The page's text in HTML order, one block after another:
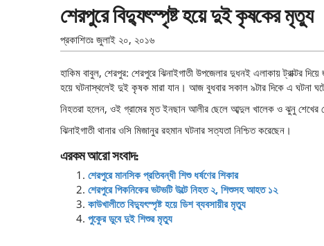
শেরপুরে বিদ্যুৎস্পৃষ্ট হয়ে দুই কৃষকের মৃত্যু
প্রকাশিতঃ জুলাই ২০, ২০১৬
হাকিম বাবুল, শেরপুর: শেরপুরে ঝিনাইগাতী উপজেলার দুধনই এলাকায় ট্রাক্টর
হয়ে ঘটনাস্থলেই দুই কৃষক মারা যান। আজ বুধবার সকাল ৯টার দিকে এ ঘটনা
নিহতরা হলেন, ওই গ্রামের মৃত ইনছান আলীর ছেলে আব্দুল খালেক ও ঝুনু শেখের
ঝিনাইগাতী থানার ওসি মিজানুর রহমান ঘটনার সত্যতা নিশ্চিত করেছেন।
এরকম আরো সংবাদ:
শেরপুরে মানসিক প্রতিবন্ধী শিশু ধর্ষণের শিকার
শেরপুরে পিকনিকের ভটভটি উল্টে নিহত ২, শিশুসহ আহত ১২
কাউখালীতে বিদ্যুৎস্পৃষ্ট হয়ে ডিশ ব্যবসায়ীর মৃত্যু
পুকুের ডুবে দুই শিশুর মৃত্যু